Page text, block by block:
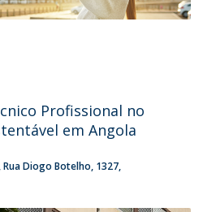
Profissional no
em Angola
Rua Diogo Botelho, 1327